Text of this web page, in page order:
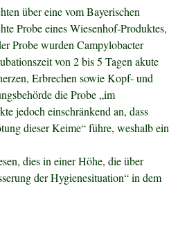
über eine vom Bayerischen
Probe eines Wiesenhof-Produktes,
Probe wurden Campylobacter
von 2 bis 5 Tagen akute
Erbrechen sowie Kopf- und
die Probe „im
jedoch einschränkend an, dass
dieser Keime“ führe, weshalb ein
dies in einer Höhe, die über
der Hygienesituation“ in dem